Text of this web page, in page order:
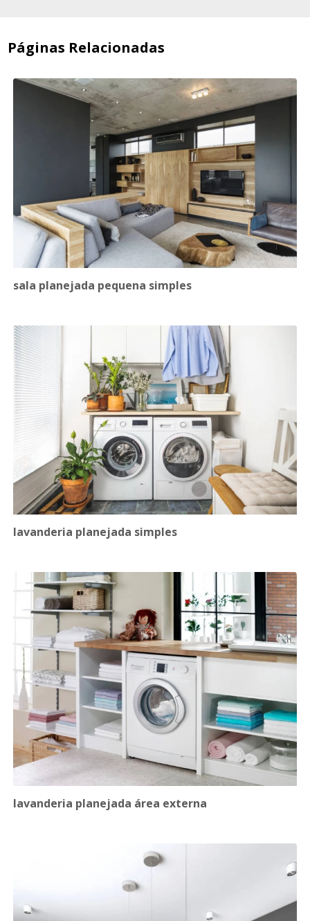
Páginas Relacionadas
sala planejada pequena simples
lavanderia planejada simples
lavanderia planejada área externa